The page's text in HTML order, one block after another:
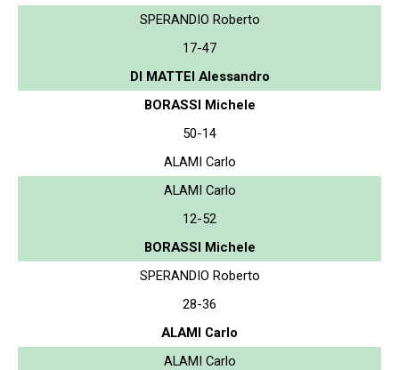
SPERANDIO Roberto
17-47
DI MATTEI Alessandro
BORASSI Michele
50-14
ALAMI Carlo
ALAMI Carlo
12-52
BORASSI Michele
SPERANDIO Roberto
28-36
ALAMI Carlo
ALAMI Carlo